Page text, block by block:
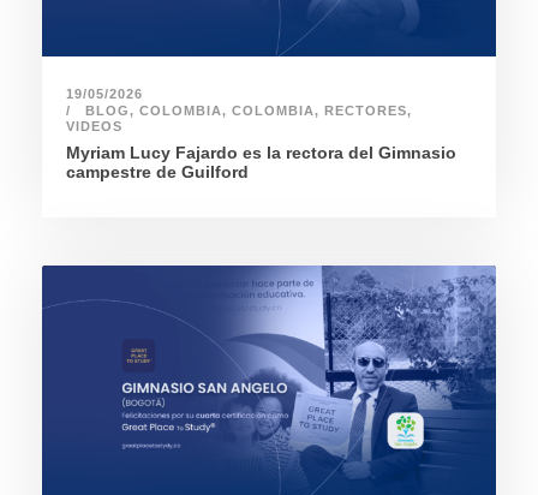
19/05/2026
BLOG, COLOMBIA, COLOMBIA, RECTORES,
VIDEOS
Myriam Lucy Fajardo es la rectora del Gimnasio
campestre de Guilford